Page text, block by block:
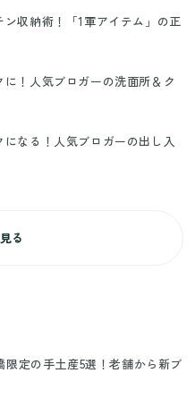
ン収納術！「1軍アイテム」の正
！人気ブロガーの洗面所＆ク
なる！人気ブロガーの出し入
る
限定の手土産5選！老舗から新ブ